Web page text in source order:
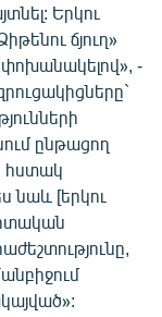
Երկու
ճյուղ»
փոխանակելով», -
ընթացող
հստակ
նաև [երկու